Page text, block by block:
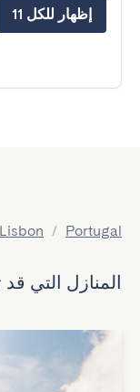
إظهار للكل 11
Portugal
/
Lisbon
المنازل التي قد